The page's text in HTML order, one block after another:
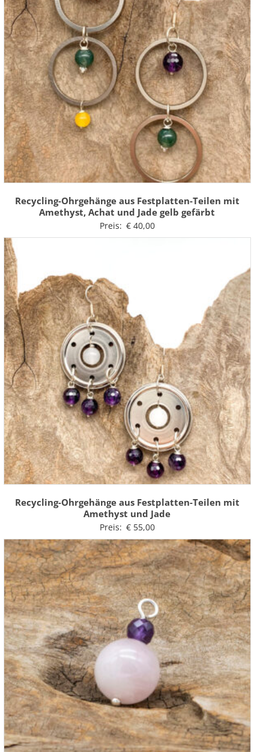
Recycling-Ohrgehänge aus Festplatten-Teilen mit
Amethyst, Achat und Jade gelb gefärbt
Preis: €40,00
Recycling-Ohrgehänge aus Festplatten-Teilen mit
Amethyst und Jade
Preis: €55,00